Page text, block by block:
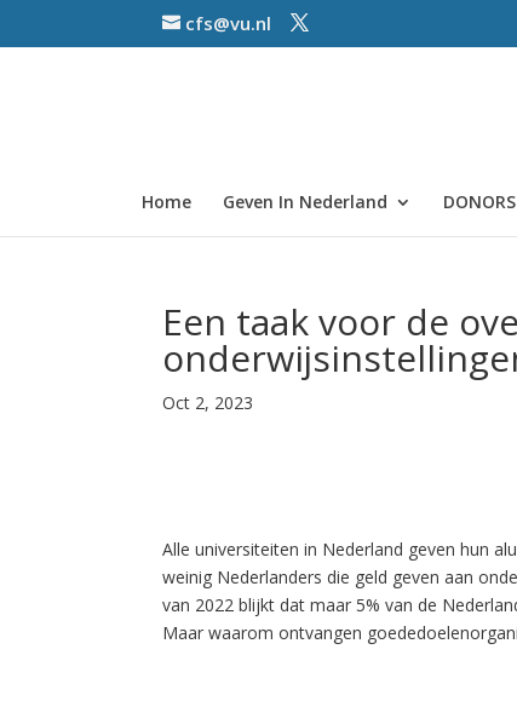
cfs@vu.nl
Home Geven In Nederland DONORS
Een taak voor de
Oct 2, 2023
Alle universiteiten in Nederland geven hun
weinig Nederlanders die geld geven aan
van 2022 blijkt dat maar 5% van de
Maar waarom ontvangen